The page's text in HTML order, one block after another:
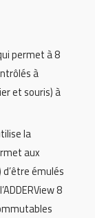
permet à 8
à
et souris) à
la
aux
émulés
8